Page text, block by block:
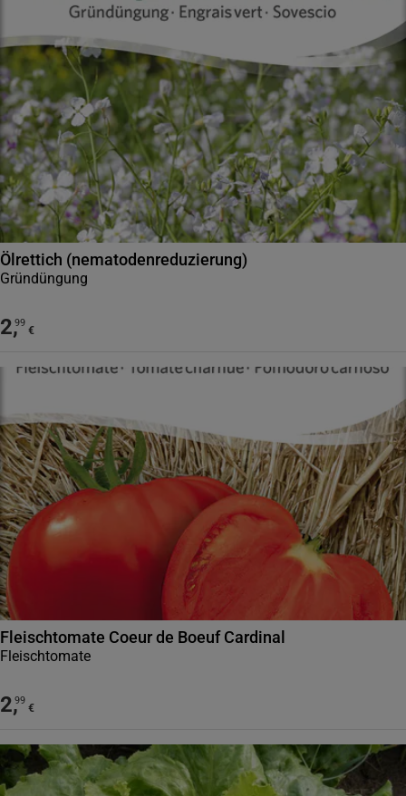
Ölrettich (nematodenreduzierung)
Gründüngung
2,99
€
Fleischtomate Coeur de Boeuf Cardinal
Fleischtomate
2,99
€